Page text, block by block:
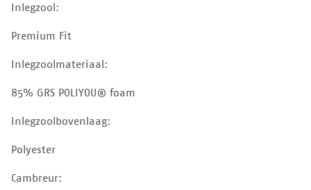
Inlegzool:
Premium Fit
Inlegzoolmateriaal:
85% GRS POLIYOU® foam
Inlegzoolbovenlaag:
Polyester
Cambreur: